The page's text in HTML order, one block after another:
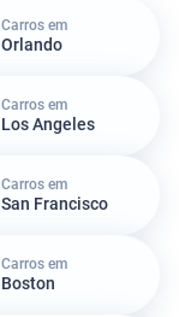
Carros em
Orlando
Carros em
Los Angeles
Carros em
San Francisco
Carros em
Boston